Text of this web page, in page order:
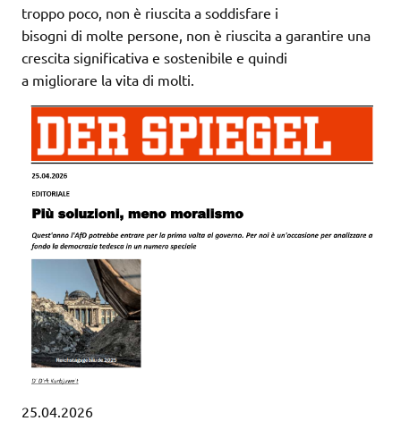
troppo poco, non è riuscita a soddisfare i
bisogni di molte persone, non è riuscita a garantire una
crescita significativa e sostenibile e quindi
a migliorare la vita di molti.
25.04.2026